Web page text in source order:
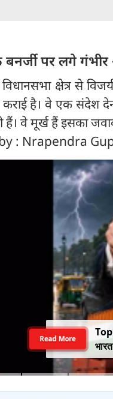
पर लगे
क्षेत्र से
कराई है। वे एक संदेश
हैं। वे मूर्ख हैं इसका
: Nrapendra
Top
Read More